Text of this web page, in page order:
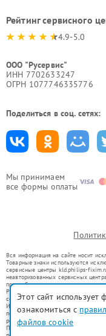
Мы принимаем
все формы оплаты
Рейтинг сервисного
4.9-5.0
ООО "Русервис"
ИНН 7702633247
ОГРН 1077746335776
Поделиться в соц. сетях:
Вся информация на сайте носит
Товарные знаки используются
сервисные центры kld.philips-
неавторизованных сервисных
правообладателями товарных
Ремонт осуществляется для
со статьей 1487 ГК РФ.
Использование товарных знаков не
потребителей в заблуждение, а
ремонту техники указанных брендов.
Представленная на сайте
Этот сайт
ознакомиться с
файлов cookie